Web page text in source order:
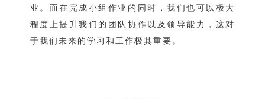
业。而在完成小组作业的同时，我们也可以极大
程度上提升我们的团队协作以及领导能力，这对
于我们未来的学习和工作极其重要。